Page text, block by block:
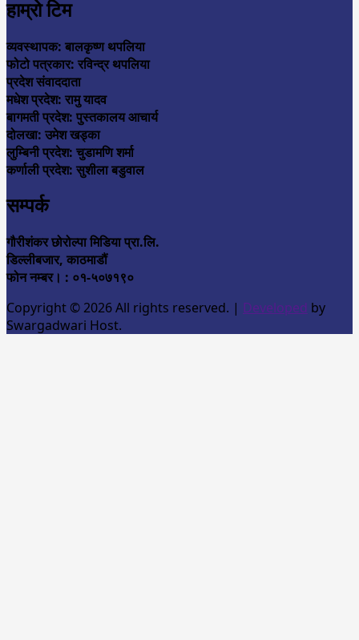
हाम्रो टिम
व्यवस्थापक: बालकृष्ण थपलिया
फोटो पत्रकार: रविन्द्र थपलिया
प्रदेश संवाददाता
मधेश प्रदेश: रामु यादव
बागमती प्रदेश: पुस्तकालय आचार्य
दोलखा: उमेश खड्का
लुम्बिनी प्रदेश: चुडामणि शर्मा
कर्णाली प्रदेश: सुशीला बडुवाल
सम्पर्क
गौरीशंकर छोरोल्पा मिडिया प्रा.लि.
डिल्लीबजार, काठमाडौं
फोन नम्बर। : ०१-५०७१९०
Copyright © 2026 All rights reserved. | Developed by
Swargadwari Host.